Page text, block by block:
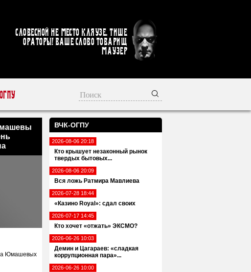
Словесной не место кляузе. Тише
ораторы! Ваше слово товарищ
Маузер
ВЧК-ОГПУ
2026-08-06 20:18
Кто крышует незаконный рынок
твердых бытовых...
2026-08-06 20:09
Вся ложь Ратмира Мавлиева
2026-07-28 18:44
«Казино Royal»: сдал своих
2026-07-17 14:45
Кто хочет «отжать» ЭКСМО?
2026-06-26 10:03
Демин и Цагараев: «сладкая
коррупционная пара»...
2026-06-26 10:00
Юмашевых